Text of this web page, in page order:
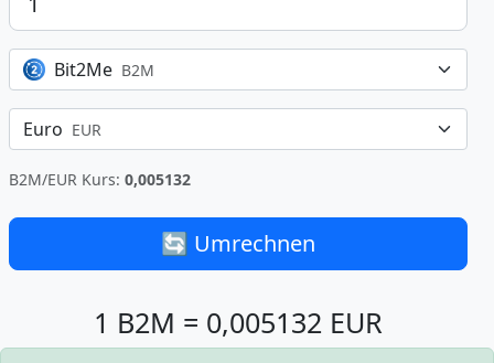
Bit2Me B2M
Euro EUR
B2M/EUR Kurs: 0,005132
🔄 Umrechnen
1 B2M = 0,005132 EUR